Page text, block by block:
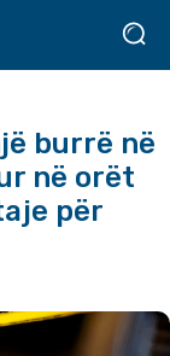
burrë në
në orët
për